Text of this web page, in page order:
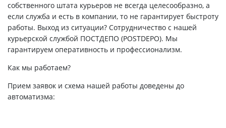
собственного штата курьеров не всегда целесообразно, а
если служба и есть в компании, то не гарантирует быстроту
работы. Выход из ситуации? Сотрудничество с нашей
курьерской службой ПОСТДЕПО (POSTDEPO). Мы
гарантируем оперативность и профессионализм.
Как мы работаем?
Прием заявок и схема нашей работы доведены до
автоматизма: